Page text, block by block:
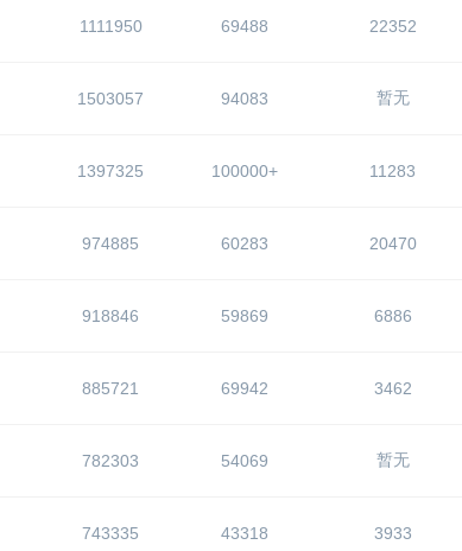
1111950 69488 22352
1503057 94083 暂无
1397325 100000+ 11283
974885 60283 20470
918846 59869 6886
885721 69942 3462
782303 54069 暂无
743335 43318 3933